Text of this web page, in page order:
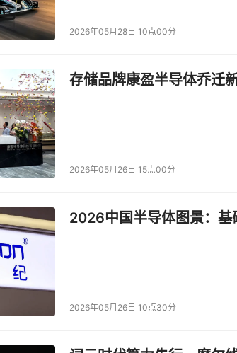
并购
2026年05月28日 10点00分
存储品牌康盈半导体乔迁
2026年05月26日 15点00分
2026中国半导体图景：基
2026年05月26日 10点30分